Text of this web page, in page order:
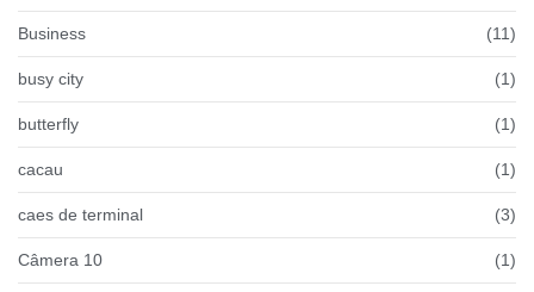
Business (11)
busy city (1)
butterfly (1)
cacau (1)
caes de terminal (3)
Câmera 10 (1)